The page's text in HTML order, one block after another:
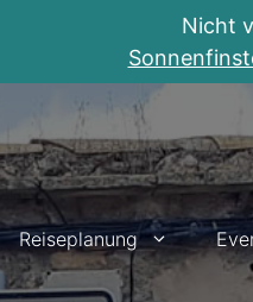
Nicht
Reiseplanung